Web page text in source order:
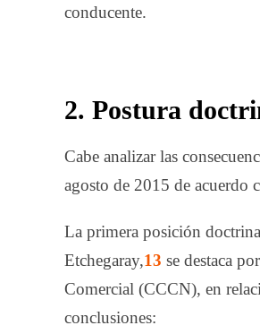
conducente.
2. Postura
Cabe analizar las
agosto de 2015 de acuerdo
La primera posición
Etchegaray,13 se destaca
Comercial (CCCN), en
conclusiones: